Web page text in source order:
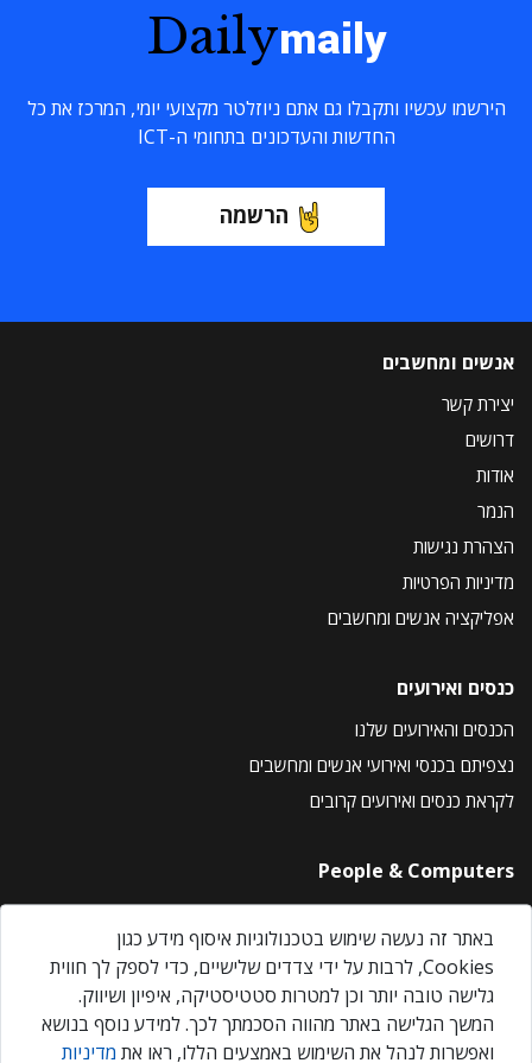
Dailymaily
הירשמו עכשיו ותקבלו גם אתם ניוזלטר מקצועי יומי, המרכז את כל
החדשות והעדכונים בתחומי ה-ICT
הרשמה
אנשים ומחשבים
יצירת קשר
דרושים
אודות
הנמר
הצהרת נגישות
מדיניות הפרטיות
אפליקציה אנשים ומחשבים
כנסים ואירועים
הכנסים והאירועים שלנו
נצפיתם בכנסי ואירועי אנשים ומחשבים
לקראת כנסים ואירועים קרובים
People & Computers
About Us
Privacy Policy
Contact Us
Our Events
באתר זה נעשה שימוש בטכנולוגיות איסוף מידע כגון
Cookies, לרבות על ידי צדדים שלישיים, כדי לספק לך חווית
גלישה טובה יותר וכן למטרות סטטיסטיקה, איפיון ושיווק.
המשך הגלישה באתר מהווה הסכמתך לכך. למידע נוסף בנושא
ואפשרות לנהל את השימוש באמצעים הללו, ראו את מדיניות